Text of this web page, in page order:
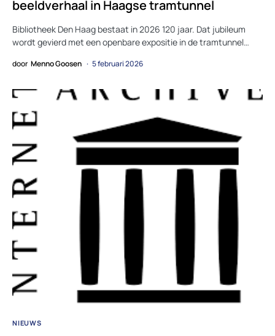
beeldverhaal in Haagse tramtunnel
Bibliotheek Den Haag bestaat in 2026 120 jaar. Dat jubileum
wordt gevierd met een openbare expositie in de tramtunnel…
door Menno Goosen 5 februari 2026
NIEUWS